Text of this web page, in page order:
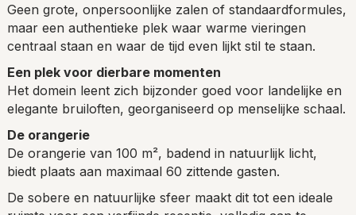
Geen grote, onpersoonlijke zalen of standaardformules,
maar een authentieke plek waar warme vieringen
centraal staan en waar de tijd even lijkt stil te staan.
Een plek voor dierbare momenten
Het domein leent zich bijzonder goed voor landelijke en
elegante bruiloften, georganiseerd op menselijke schaal.
De orangerie
De orangerie van 100 m², badend in natuurlijk licht,
biedt plaats aan maximaal 60 zittende gasten.
De sobere en natuurlijke sfeer maakt dit tot een ideale